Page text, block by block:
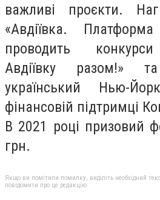
важливі проєкти.
«Авдіївка.
проводить
Авдіївку разом!»
український Нью-
фінансовій підтримці
В 2021 році призовий
грн.
Якщо ви помітили помилку, виділіть необхідний
повідомити про це редакцію